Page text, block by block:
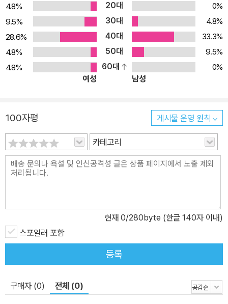
감자 | 김동인 단편선 (숙명여대 최시한 책임 편집) 극단적인 상황과
비극적 운명에 빠진 인물 군상들을 냉정하게 서술해낸 한국 근대 단
편 문학의 선구자 김동인의 대표작 12편 수록. 인간과 환경에 대한 근
대적 인식을 빼어난 문체로 서술해냈다. 2) 레디메이드 인생 | 채만식
단편선 (서울시립대 한형구 책임 편집) 역설과 반어의 작가 채만식의
대표 단편 8편 수록. 지식인의 자의식을 날카롭게 투시하며 지식인소
편선 (성신여대 강진호 책임 편집) 리얼리즘문학과 민족문학을 대표
하는 김정한의 대표 단편 11편 수록. 민중들의 삶을 통해 누구보다 먼
저 ‘근대화의 문제’를 문학적으로 제기하고 예리하게 포착한 작가의
진면목을 볼 수 있다. 4) 등신불 | 김동리 단편선 (서울시립대 이동하
책임 편집) 김동리의 후기 단편 9편 수록 탁월한 문체의 매력, 빈틈없
이라는 김동리 단편의 미학을 경험할 수 있다. 5) 동백꽃 | 김유정 단
편선 (강원대 유인순 책임 편집) 고단한 삶을 살아가는 순박한 촌부에
서 사기꾼에 이르기까지 다양한 삶의 모습을 문학 속에 그대로 재현
한 김유적의 주옥같은 단편 23편 수록. 인물의 토속성과 해학성, 생생
한 삶의 언어와 희비가 한데 담겼다. 6) 날개 | 이상 단편선 (경북대
김주현 책임 편집) 근대근대와 맞닥뜨린 당대 식민지 조선의 기념비
이자 자화상 역할을 했던 이상의 대표 단편 11편 수록. 전위적이고 해
4.8%
20대
0%
9.5%
30대
4.8%
28.6%
40대
33.3%
4.8%
50대
9.5%
4.8%
60대
0%
여성
남성
100자평 게시물 운영 원칙
카테고리
현재 0/280byte (한글 140자 이내)
스포일러 포함
등록
구매자 (0) 전체 (0)